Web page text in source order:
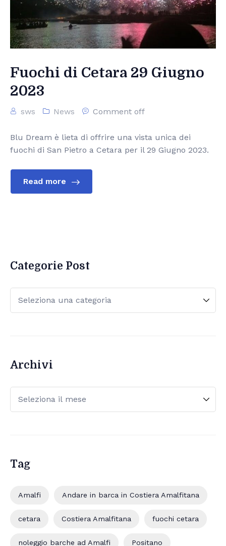
Fuochi di Cetara 29 Giugno
2023
sws News Comment off
Blu Dream è lieta di offrire una vista unica dei
fuochi di San Pietro a Cetara per il 29 Giugno 2023.
Read more
Categorie Post
Archivi
Tag
Amalfi Andare in barca in Costiera Amalfitana
cetara Costiera Amalfitana fuochi cetara
noleggio barche ad Amalfi Positano